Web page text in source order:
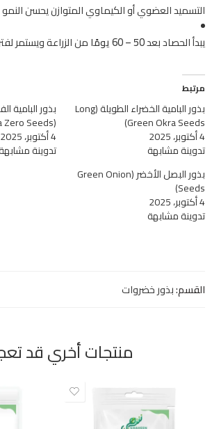
التسميد العضوي أو الكيماوي المتوازن يحسن النمو
يبدأ الحصاد بعد50 – 60 يومًا من الزراعة ويستمر
مرتبط
بذور البامية الخضراء الطويلة (Long
Green Okra Seeds)
4 أكتوبر، 2025
تدوينة مشابهة
بذور البامية
(French Okra Zero Seeds)
4 أكتوبر، 2025
تدوينة
بذور البصل الأخضر (Green Onion
Seeds)
4 أكتوبر، 2025
تدوينة مشابهة
القسم:بذور خضروات
منتجات أخري قد